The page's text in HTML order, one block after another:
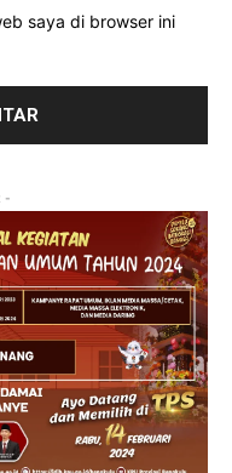
saya di browser ini
-